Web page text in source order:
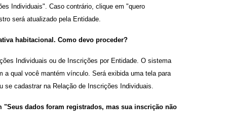
Individuais". Caso contrário, clique em "quero
será atualizado pela Entidade.
habitacional. Como devo proceder?
Individuais ou de Inscrições por Entidade. O sistema
a qual você mantém vínculo. Será exibida uma tela para
se cadastrar na Relação de Inscrições Individuais.
dados foram registrados, mas sua inscrição não